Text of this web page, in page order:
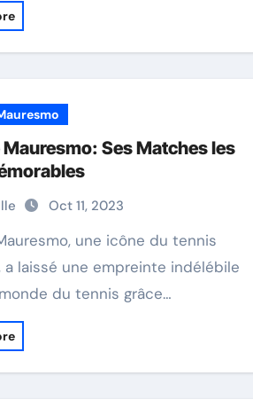
Ses Matches les
Oct 11, 2023
a laissé une empreinte indélébile
du tennis grâce…